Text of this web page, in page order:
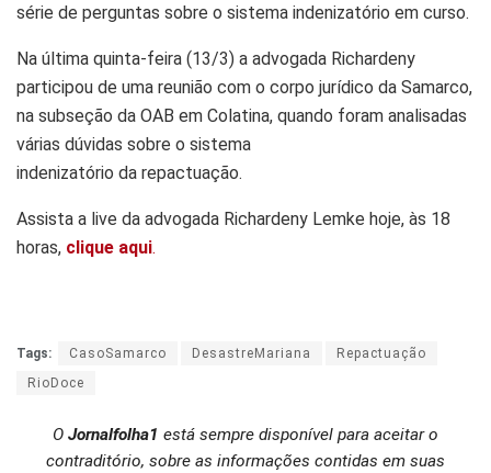
série de perguntas sobre o sistema indenizatório em curso.
Na última quinta-feira (13/3) a advogada Richardeny
participou de uma reunião com o corpo jurídico da Samarco,
na subseção da OAB em Colatina, quando foram analisadas
várias dúvidas sobre o sistema
indenizatório da repactuação.
Assista a live da advogada Richardeny Lemke hoje, às 18
horas, clique aqui.
Tags: CasoSamarco DesastreMariana
Repactuação
RioDoce
O Jornalfolha1 está sempre disponível para aceitar o
contraditório, sobre as informações contidas em suas